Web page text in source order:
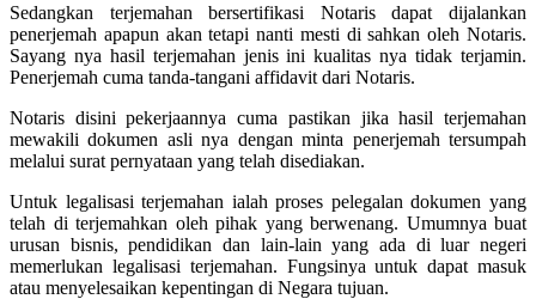
Sedangkan terjemahan bersertifikasi Notaris dapat dijalankan
penerjemah apapun akan tetapi nanti mesti di sahkan oleh Notaris.
Sayang nya hasil terjemahan jenis ini kualitas nya tidak terjamin.
Penerjemah cuma tanda-tangani affidavit dari Notaris.
Notaris disini pekerjaannya cuma pastikan jika hasil terjemahan
mewakili dokumen asli nya dengan minta penerjemah tersumpah
melalui surat pernyataan yang telah disediakan.
Untuk legalisasi terjemahan ialah proses pelegalan dokumen yang
telah di terjemahkan oleh pihak yang berwenang. Umumnya buat
urusan bisnis, pendidikan dan lain-lain yang ada di luar negeri
memerlukan legalisasi terjemahan. Fungsinya untuk dapat masuk
atau menyelesaikan kepentingan di Negara tujuan.